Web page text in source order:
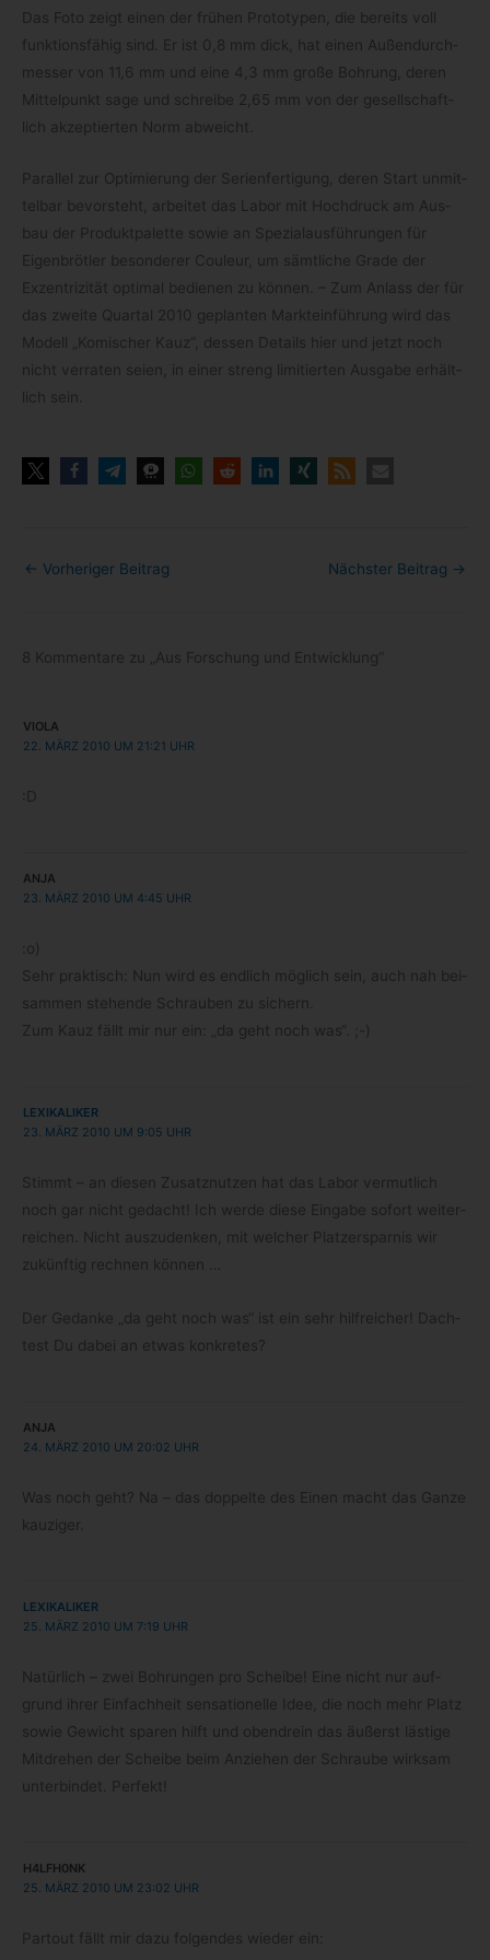
Das Foto zeigt einen der frü­hen Pro­to­ty­pen, die bereits voll
funk­ti­ons­fä­hig sind. Er ist 0,8 mm dick, hat einen Außen­durch­
mes­ser von 11,6 mm und eine 4,3 mm große Boh­rung, deren
Mit­tel­punkt sage und schreibe 2,65 mm von der gesell­schaft­
lich akzep­tier­ten Norm abweicht.
Par­al­lel zur Opti­mie­rung der Seri­en­fer­ti­gung, deren Start unmit­
tel­bar bevor­steht, arbei­tet das Labor mit Hoch­druck am Aus­
bau der Pro­dukt­pa­lette sowie an Spe­zi­al­aus­füh­run­gen für
Eigen­bröt­ler beson­de­rer Cou­leur, um sämt­li­che Grade der
Exzen­tri­zi­tät opti­mal bedie­nen zu kön­nen. – Zum Anlass der für
das zweite Quar­tal 2010 geplan­ten Markt­ein­füh­rung wird das
Modell „Komi­scher Kauz“, des­sen Details hier und jetzt noch
nicht ver­ra­ten seien, in einer streng limi­tier­ten Aus­gabe erhält­
lich sein.
← Vorheriger Beitrag Nächster Beitrag →
8 Kommentare zu „Aus Forschung und Entwicklung“
VIOLA
22. MÄRZ 2010 UM 21:21 UHR
:D
ANJA
23. MÄRZ 2010 UM 4:45 UHR
:o)
Sehr prak­tisch: Nun wird es end­lich mög­lich sein, auch nah bei­
sam­men ste­hende Schrau­ben zu sichern.
Zum Kauz fällt mir nur ein: „da geht noch was“. ;-)
LEXIKALIKER
23. MÄRZ 2010 UM 9:05 UHR
Stimmt – an die­sen Zusatz­nut­zen hat das Labor ver­mut­lich
noch gar nicht gedacht! Ich werde diese Ein­gabe sofort wei­ter­
rei­chen. Nicht aus­zu­den­ken, mit wel­cher Platz­erspar­nis wir
zukünf­tig rech­nen können …
Der Gedanke „da geht noch was“ ist ein sehr hilf­rei­cher! Dach­
test Du dabei an etwas konkretes?
ANJA
24. MÄRZ 2010 UM 20:02 UHR
Was noch geht? Na – das dop­pelte des Einen macht das Ganze
kauziger.
LEXIKALIKER
25. MÄRZ 2010 UM 7:19 UHR
Natür­lich – zwei Boh­run­gen pro Scheibe! Eine nicht nur auf­
grund ihrer Ein­fach­heit sen­sa­tio­nelle Idee, die noch mehr Platz
sowie Gewicht spa­ren hilft und oben­drein das äußerst läs­tige
Mit­dre­hen der Scheibe beim Anzie­hen der Schraube wirk­sam
unter­bin­det. Perfekt!
H4LFH0NK
25. MÄRZ 2010 UM 23:02 UHR
Par­tout fällt mir dazu fol­gen­des wie­der ein: